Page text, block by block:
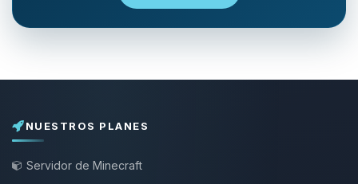
NUESTROS PLANES
Servidor de Minecraft